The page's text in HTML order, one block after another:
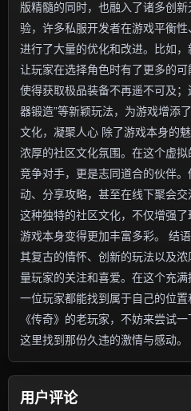
版精髓的同时，也融入了诸多创
验，许多私服开发者在游戏平衡
进行了大量的优化和改进。比如，
让玩家在选择角色时有了更多的可
使得获取极品装备不再遥不可及；
器锻造”等新颖玩法，为游戏增添
文化，凝聚人心 除了游戏本身的
浓厚的社区文化氛围。在这个虚
竞争对手，更是志同道合的伙伴
动、分享攻略，甚至在线下聚会交
这种独特的社区文化，不仅增强
游戏本身变得更加丰富多彩。 结
其复古的情怀、创新的玩法以及
量玩家的关注和喜爱。在这个充
一位玩家都能找到属于自己的位
《传奇》的老玩家，不妨来尝试
这里找到那份久违的激情与感动。
用户评论